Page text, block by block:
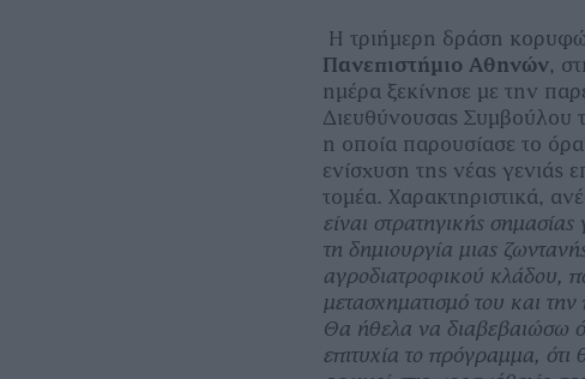
Η τριήμερη δράση
Πανεπιστήμιο Αθηνών,
ημέρα ξεκίνησε με την
Διευθύνουσας Συμβούλου
η οποία παρουσίασε το
ενίσχυση της νέας γενιάς
τομέα. Χαρακτηριστικά,
είναι στρατηγικής
τη δημιουργία μιας
αγροδιατροφικού κλάδου,
μετασχηματισμό του και
Θα ήθελα να διαβεβαιώσω
επιτυχία το πρόγραμμα,